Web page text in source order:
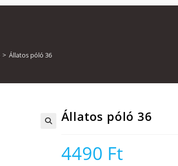
> Állatos póló 36
Állatos póló 36
4490 Ft